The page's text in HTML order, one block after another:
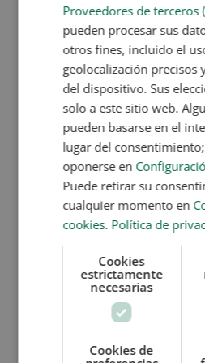
compulsivo (TOC), los
estado de ánimo, el
límite de la personalidad.
Incluso, podemos hacer
medicamentos
anfetamínicos) o
anestésicos).
¿Tienen efectos
estimulantes?
El uso de estos fármacos
concretas y reconocidas. En
sustancias de abuso cuando
positivos de estos
demostrados en pacientes
supuesto, nunca debes
alcohólicas, drogas de
psicofármacos.
Proveedores de terceros
pueden procesar sus
otros fines, incluido el
geolocalización precisos
del dispositivo. Sus
solo a este sitio web.
pueden basarse en el
lugar del
oponerse en
Puede retirar su
cualquier momento en
cookies. Política de
Cookies
estrictamente
necesarias
Cookies de